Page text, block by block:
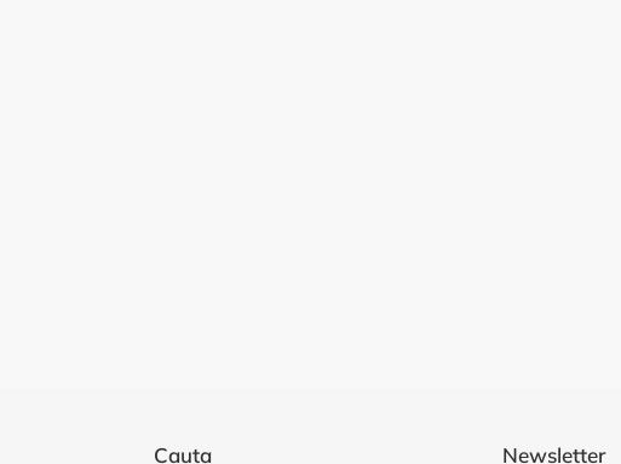
Cauta Newsletter